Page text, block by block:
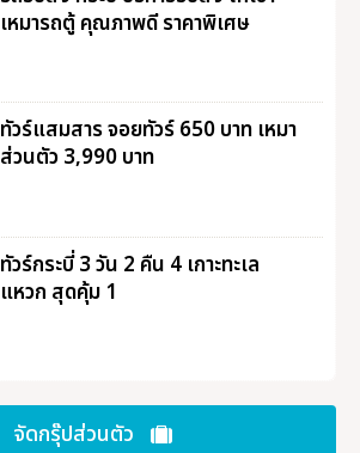
เหมารถตู้ คุณภาพดี ราคาพิเศษ
ทัวร์แสมสาร จอยทัวร์ 650 บาท เหมา
ส่วนตัว 3,990 บาท
ทัวร์กระบี่ 3 วัน 2 คืน 4 เกาะทะเล
แหวก สุดคุ้ม 1
จัดกรุ๊ปส่วนตัว